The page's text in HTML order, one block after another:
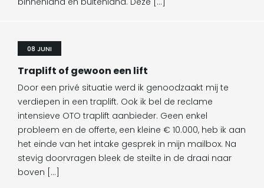
08 JUNI
Traplift of gewoon een lift
Door een privé situatie werd ik genoodzaakt mij te
verdiepen in een traplift. Ook ik bel de reclame
intensieve OTO traplift aanbieder. Geen enkel
probleem en de offerte, een kleine € 10.000, heb ik aan
het einde van het intake gesprek in mijn mailbox. Na
stevig doorvragen bleek de steilte in de draai naar
boven […]